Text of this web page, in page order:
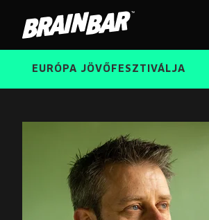
Bar
EURÓPA JÖVŐFESZTIVÁLJA